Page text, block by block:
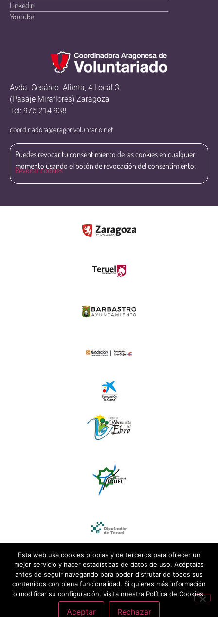
Linkedin
Youtube
Avda. Cesáreo Alierta, 4 Local 3
(Pasaje Miraflores) Zaragoza
Tel: 976 214 938
coordinadora@aragonvoluntario.net
Puedes revocar tu consentimiento de las cookies en cualquier
momento usando el botón de revocación del consentimiento:
Revocar cookies
Esta web usa cookies propias y de terceros para ofrecer un
mejor servicio y hacer estadísticas de datos de uso. Acéptalas
antes de seguir navegando para poder disfrutar de todos sus
contenidos con plena funcionalidad. Si quieres más información
o modificar su configuración, visita nuestra Política de Cookies.
Aceptar Rechazar